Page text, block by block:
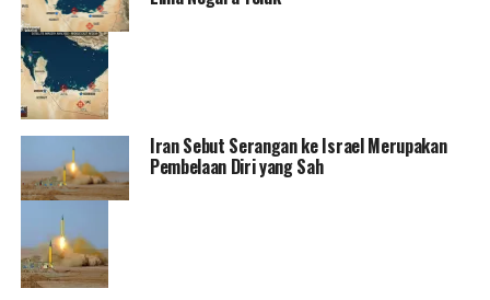
Iran Sebut Serangan ke Israel Merupakan
Pembelaan Diri yang Sah